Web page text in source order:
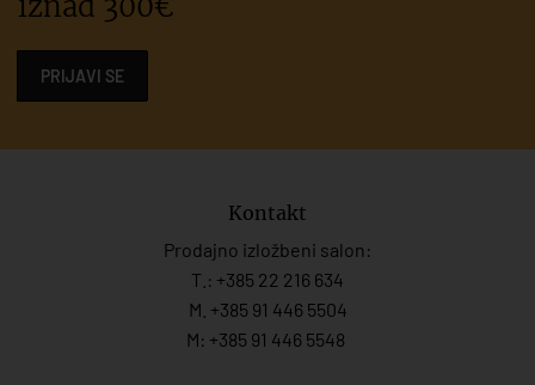
PRIJAVI SE
Kontakt
Prodajno izložbeni salon:
T.: +385 22 216 634
M. +385 91 446 5504
M: +385 91 446 5548